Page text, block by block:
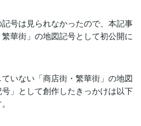
号は見られなかったので、本記事
華街」の地図記号として初公開に
いない「商店街・繁華街」の地図
」として創作したきっかけは以下